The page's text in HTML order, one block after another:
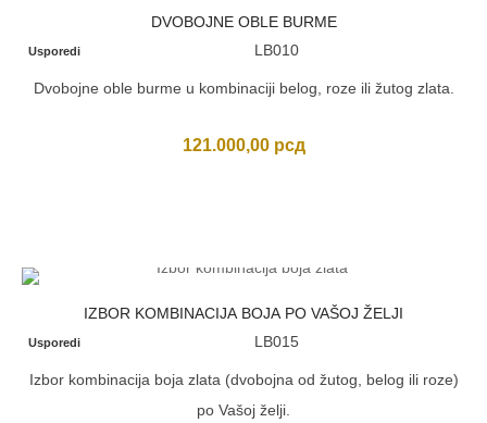
DVOBOJNE OBLE BURME
Usporedi LB010
Dvobojne oble burme u kombinaciji belog, roze ili žutog zlata.
121.000,00 рсд
IZBOR KOMBINACIJA BOJA PO VAŠOJ ŽELJI
Usporedi LB015
Izbor kombinacija boja zlata (dvobojna od žutog, belog ili roze)
po Vašoj želji.